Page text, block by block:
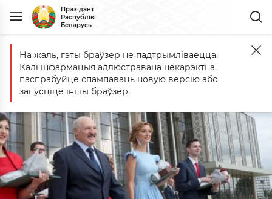
Прэзідэнт
Рэспублікі
Беларусь
Галоўная Прэзідэнт Моладзі
Прэзідэнт - моладзі
На жаль, гэты браўзер не падтрымліваецца.
Калі інфармацыя адлюстравана некарэктна,
паспрабуйце спампаваць новую версію або
запусціце іншы браўзер.